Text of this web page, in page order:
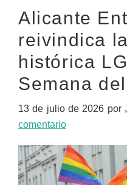
Alicante
reivindica
histórica
Semana
13 de julio de 2026 por
comentario